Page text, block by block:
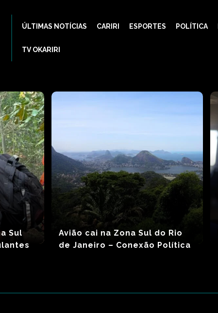
ÚLTIMAS NOTÍCIAS CARIRI ESPORTES POLÍTICA
TV OKARIRI
Sul
Avião cai na Zona Sul do Rio
de Janeiro – Conexão Política